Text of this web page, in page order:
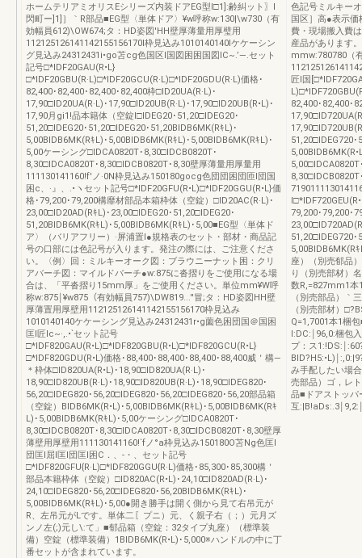
ホームテリアミオリスEシリーズ内装ドアEG型l□1]:齢糾ット〗l
閃町ー]1]］｀R部品■EG型〈単体ドア〉¥w呼称w:130|\w730（有
効幅員612)\OW674;タ：HD姿図'HH壁厚薄量用厚璧用
112125126141142155156170I枠見込み1010140140lケケーシン
グ見込み24312431i•go苫cg色国区l国図困困国図lC~.’—.セット
記号□*IDF20GAU(R•L}
□*IDF20GBU(R·L)□*IDF20GCU(R·L)□*IDF20GDU(R·L)価格･
82,400･82,400･82,400･82,400枠□ID20UA(R·L)･
17,90□ID20UA(R·L)･17,90□ID20UB(R·L)･17,90□ID20UB(R•L)･
17,90月gi1!品本籍体（空錠I□IDEG20･51,20□IDEG20･
51,20□IDEG20･51,20□IDEG20･51,20BIDB6MK(RｷL)･
5,00BIDB6MK(RｷL)･5,00BIDB6MK(RｷL)･5,00BIDB6MK(RｷL)･
5,00ケーシング□IDCA0820T･8,30□IDCB0820T･
8,30□IDCA0820T･8,30□IDCB0820T･8,30壁厚薄量用厚量用
111130141160!f'ノ·0N枠見込み150180gocg色団団困団匝l団国
困c、·』、.•ヽセット記号□*IDF20GFU(R•L)□*IDF20GGU(R•L}価
格･79,200･79,200構靡材部品本箱枠体（空錠）□ID20AC(R·L)･
23,00□ID20AD(RｷL)･23,00□IDEG20･51,20□IDEG20･
51,20BIDB6MK(RｷL)･5,00BIDB6MK(RｷL)･5,00■EG型〈単体ド
ア〉（バリアフリー）·屏浦置l●規格表のセット・部材・商品記
号の口部には色記号が入ります。発注の際には、ご注意くださ
い。〈例〉回：ミルキーオーク図：ブラウニーナット困：クリ
アバーチ図：マイルドバーチ●w:875に沓摺りをご使用になる場
合は、「平沓摺り15mm厚」をご使用ください。単位mm¥W呼
称w:875￨¥w875（有効幅員757)\DW819...''冒;タ：HD姿図HH壁
厚薄置用厚壁用112125126141142155156170枠見込み
1010140140ケケーシング見込み24312431r•g薗色困団国＠国困
匡l匠lc~·,.•`セット記号
□*IDF820GAU(R•L)□*IDF820GBU(R•L)□*IDF820GCU(R•L}
□*IDF820GDU(R•L)価格･88,400･88,400･88,400･88,400威＇構—
＊枠体□ID820UA(R•L)･18,90□ID820UA(R·L)･
18,90□ID820UB(R·L)･18,90□ID820UB(R·L)･18,90□IDEG820･
56,20□IDEG820･56,20□IDEG820･56,20□IDEG820･56,20部品箱
（空錠）BIDB6MK(R•L)･5,00BIDB6MK(RｷL)･5,00BIDB6MK(Rｷ
L)･5,00BIDB6MK(RｷL)･5,00ケーシング□IDCA0820T･
8,30□IDCB0820T･8,30□IDCA0820T･8,30□IDCB0820T･8,30壁厚
薄壁用厚壁用111130141160!`fノ°a枠見込み150180O苫Ng色匡l
団匡l屈l匡l団匡l困C．、-・、セット記号
□*IDF820GFU{R·L)□*IDF820GGU{R·L)価格･85,300･85,300構＇
部品本籍枠体（空錠）□ID820AC(R•L)･24,10□ID820AD(R·L)･
24,10□IDEG820･56,20□IDEG820･56,20BIDB6MK(RｷL)･
5,00BIDB6MK(RｷL)･5,00●開き勝手は開く側から見て右吊元が
R、左吊元がLです。単体二〖プニ）元、く親子右（；）元月ズ
ンノ左(;)元し\:て」■郁品箱（空錠：32タイプ丸座）（標準装
備）空錠（標準装備）1BIDB6MK(R•L)･5,000※ハンドルの中に丁
番セットが含まれています。
色記号ミルキー
国区］高●表示価
費・現場搬入費
産品があります
mmw:780780（
匠l国
82,400･82,400･
51,20□IDEG720･
79,200･79,200･
51,20□IDEG720
5,00BIDB6MK(R
座）（別売郁品
り（別売部材）
数R,=827mm1本
（別売部品）｀
（別売部材）
Q=1,7001本1梱
I:DC:￨96,0:梱包
プ：ス1:!DS:￨
BID?H5:•L)￨
み手配したい場
売部品）ゴ，レ
品■ドアストッパ
互:|B!aDs:.3￨9,2: